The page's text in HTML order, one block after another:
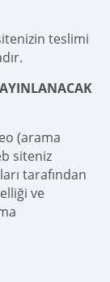
teslimi
(arama
siteniz
tarafından
ve